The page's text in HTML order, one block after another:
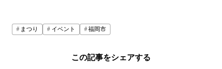
まつり イベント 福岡市
この記事をシェアする